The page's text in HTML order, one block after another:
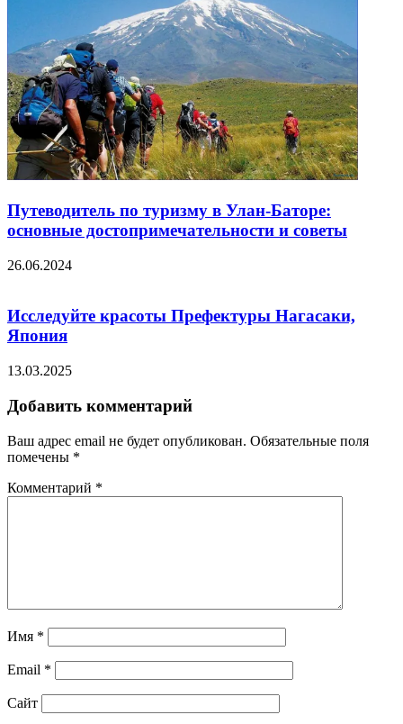
Путеводитель по туризму в Улан-Баторе:
основные достопримечательности и советы
26.06.2024
Исследуйте красоты Префектуры Нагасаки,
Япония
13.03.2025
Добавить комментарий
Ваш адрес email не будет опубликован. Обязательные поля
помечены *
Комментарий *
Имя *
Email *
Сайт